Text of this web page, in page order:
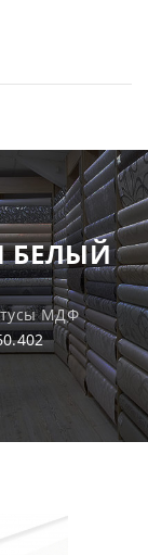
БЕЛЫЙ
МДФ